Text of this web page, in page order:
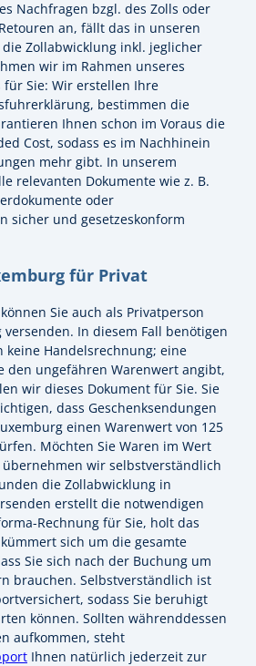
Nachfragen bzgl. des Zolls oder
an, fällt das in unseren
Zollabwicklung inkl. jeglicher
wir im Rahmen unseres
für Sie: Wir erstellen Ihre
bestimmen die
Ihnen schon im Voraus die
Cost, sodass es im Nachhinein
mehr gibt. In unserem
relevanten Dokumente wie z. B.
oder
sicher und gesetzeskonform
für Privat
Sie auch als Privatperson
versenden. In diesem Fall benötigen
keine Handelsrechnung; eine
den ungefähren Warenwert angibt,
wir dieses Dokument für Sie. Sie
dass Geschenksendungen
einen Warenwert von 125
Möchten Sie Waren im Wert
wir selbstverständlich
die Zollabwicklung in
erstellt die notwendigen
Rechnung für Sie, holt das
sich um die gesamte
Sie sich nach der Buchung um
brauchen. Selbstverständlich ist
sodass Sie beruhigt
können. Sollten währenddessen
aufkommen, steht
Ihnen natürlich jederzeit zur